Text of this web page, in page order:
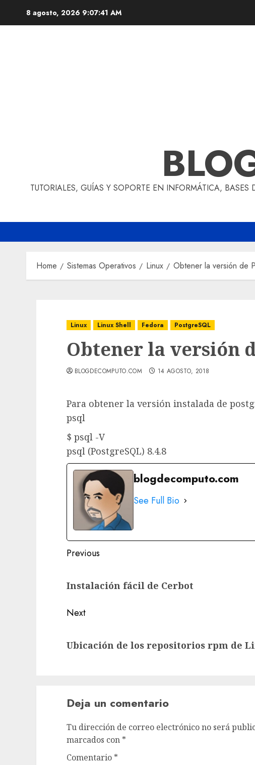
8 agosto, 2026 9:07:42 AM
TUTORIALES, GUÍAS Y SOPORTE EN INFORMÁTICA,
Home Sistemas Operativos Linux Obtener la versión de
Linux Linux Shell Fedora PostgreSQL
Obtener la versión
BLOGDECOMPUTO.COM 14 AGOSTO, 2018
Para obtener la versión instalada de
psql
$ psql -V
psql (PostgreSQL) 8.4.8
blogdecomputo.com
See Full Bio
Post
Previous
post:
Instalación fácil de Cerbot
Next
post:
Ubicación de los repositorios rpm de
Deja un comentario
Tu dirección de correo electrónico no será
marcados con *
Comentario *